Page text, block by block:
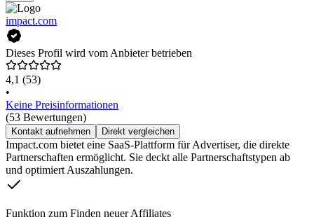
impact.com
Dieses Profil wird vom Anbieter betrieben
4,1 (53)
•
Keine Preisinformationen
(53 Bewertungen)
Kontakt aufnehmen Direkt vergleichen
Impact.com bietet eine SaaS-Plattform für Advertiser, die direkte
Partnerschaften ermöglicht. Sie deckt alle Partnerschaftstypen ab
und optimiert Auszahlungen.
Funktion zum Finden neuer Affiliates